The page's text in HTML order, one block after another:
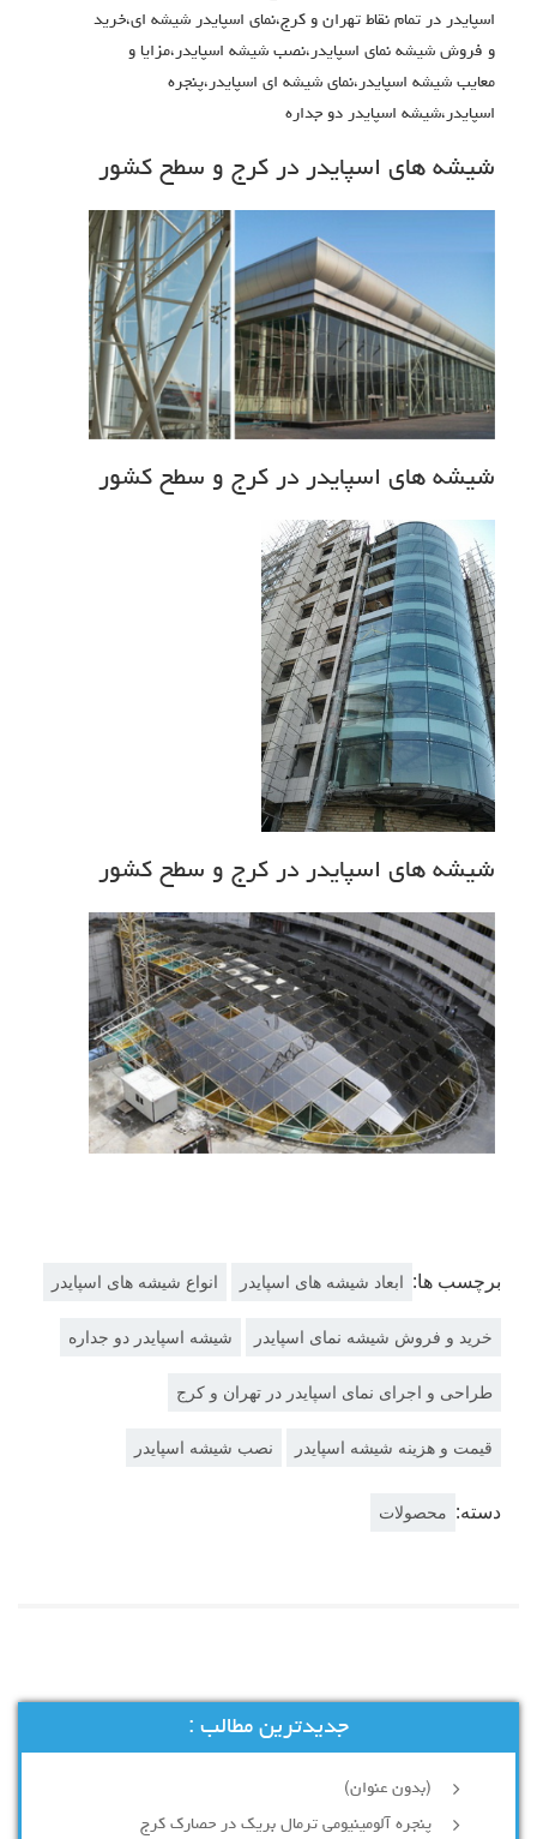
اسپایدر در تمام نقاط تهران و کرج،نمای اسپایدر شیشه ای،خرید
و فروش شیشه نمای اسپایدر،نصب شیشه اسپایدر،مزایا و
معایب شیشه اسپایدر،نمای شیشه ای اسپایدر،پنجره
اسپایدر،شیشه اسپایدر دو جداره
شیشه های اسپایدر در کرج و سطح کشور
شیشه های اسپایدر در کرج و سطح کشور
شیشه های اسپایدر در کرج و سطح کشور
برچسب ها: ابعاد شیشه های اسپایدر انواع شیشه های اسپایدر
خرید و فروش شیشه نمای اسپایدر شیشه اسپایدر دو جداره
طراحی و اجرای نمای اسپایدر در تهران و کرج
قیمت و هزینه شیشه اسپایدر نصب شیشه اسپایدر
دسته: محصولات
جدیدترین مطالب :
(بدون عنوان)
پنجره آلومینیومی ترمال بریک در حصارک کرج